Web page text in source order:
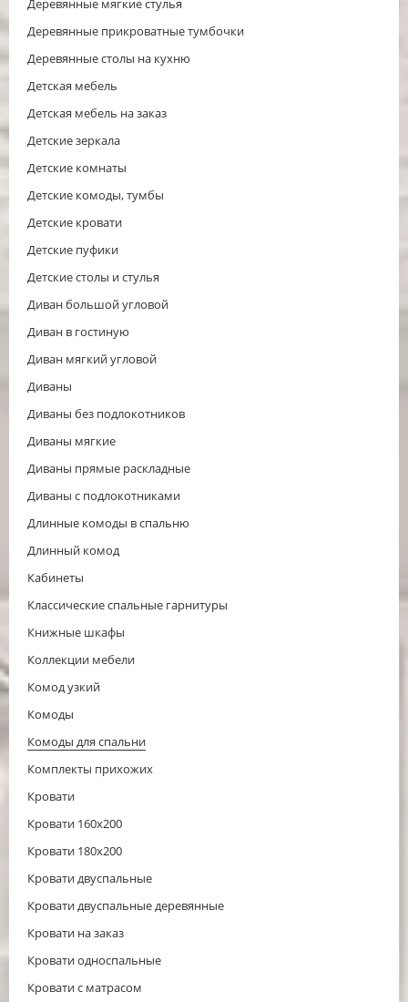
Деревянные мягкие стулья
Деревянные прикроватные тумбочки
Деревянные столы на кухню
Детская мебель
Детская мебель на заказ
Детские зеркала
Детские комнаты
Детские комоды, тумбы
Детские кровати
Детские пуфики
Детские столы и стулья
Диван большой угловой
Диван в гостиную
Диван мягкий угловой
Диваны
Диваны без подлокотников
Диваны мягкие
Диваны прямые раскладные
Диваны с подлокотниками
Длинные комоды в спальню
Длинный комод
Кабинеты
Классические спальные гарнитуры
Книжные шкафы
Коллекции мебели
Комод узкий
Комоды
Комоды для спальни
Комплекты прихожих
Кровати
Кровати 160x200
Кровати 180x200
Кровати двуспальные
Кровати двуспальные деревянные
Кровати на заказ
Кровати односпальные
Кровати с матрасом